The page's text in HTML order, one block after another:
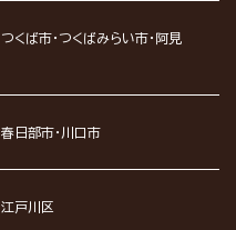
くば市・つくばみらい市・阿見
春日部市・川口市
江戸川区